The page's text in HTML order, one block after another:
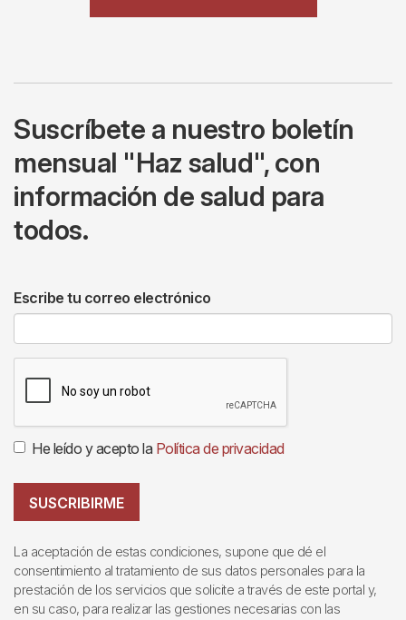
Suscríbete a nuestro boletín
mensual "Haz salud", con
información de salud para
todos.
Escribe tu correo electrónico
He leído y acepto la Política de privacidad
SUSCRIBIRME
La aceptación de estas condiciones, supone que dé el
consentimiento al tratamiento de sus datos personales para la
prestación de los servicios que solicite a través de este portal y,
en su caso, para realizar las gestiones necesarias con las